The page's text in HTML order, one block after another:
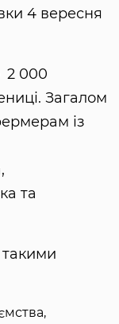
4 вересня
2 000
Загалом
із
та
такими